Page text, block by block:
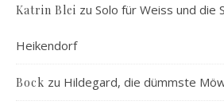
Katrin Blei zu Solo für Weiss und die
Heikendorf
Bock zu Hildegard, die dümmste